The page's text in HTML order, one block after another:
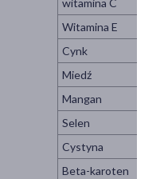
witamina C
Witamina E
Cynk
Miedź
Mangan
Selen
Cystyna
Beta-karoten